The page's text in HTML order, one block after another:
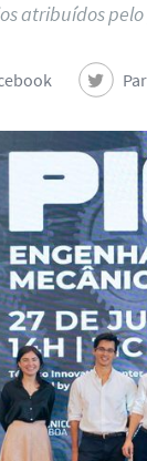
atribuídos